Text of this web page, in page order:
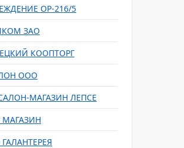
ОР-216/5
ЗАО
КООПТОРГ
ООО
МАГАЗИН ЛЕПСЕ
МАГАЗИН
ГАЛАНТЕРЕЯ